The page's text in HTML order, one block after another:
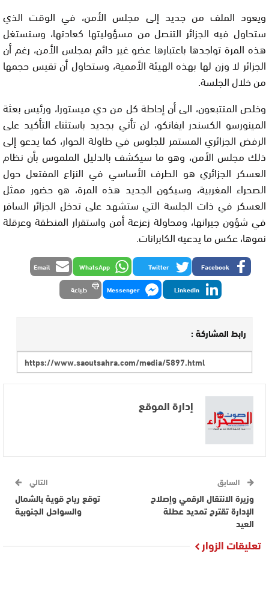
ويعود الملف من جديد إلى مجلس الأمن، في الوقت الذي
ستحاول فيه الجزائر التنصل من مسؤوليتها كعادتها، وستستغل
هذه المرة تواجدها باعتبارها عضو غير دائم بمجلس الأمن، رغم أن
الجزائر لا وزن لها بهذه الهيئة الأممية، وستحاول أن تقيس حجمها
من خلال الجلسة.
وخلص المتتبعون، الى أن إحاطة كل من دي ميستورا، ورئيس بعثة
المينورسو الكسندر ايفانكو، لن تأتي بجديد باستثناء التأكيد على
الرفض الجزائري المستمر للجلوس في طاولة الحوار، كما يدعو إلى
ذلك مجلس الأمن، وهو ما سيكشف بالدليل الملموس بأن نظام
العسكر الجزائري هو الطرف الأساسي في النزاع المفتعل حول
الصحراء المغربية، وسيكون الجديد هذه المرة، هو حضور ممثل
العسكر في ذات الجلسة التي ستشهد على تدخل الجزائر السافر
في شؤون جيرانها، ومحاولة زعزعة أمن واستقرار المنطقة وعرقلة
نموها، عكس ما يدعيه الكابرانات.
Facebook
Twitter
WhatsApp
Email
LinkedIn
Messenger طباعة
رابط المشاركة :
إدارة الموقع
السابق
وزيرة الانتقال الرقمي وإصلاح
الإدارة تقترح تمديد عطلة
العيد
التالي
توقع رياح قوية بالشمال
والسواحل الجنوبية
تعليقات الزوار